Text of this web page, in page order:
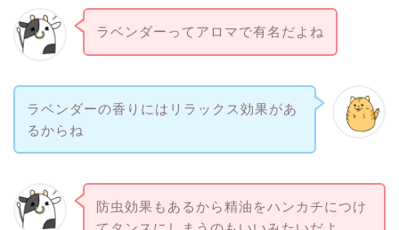
ラベンダーってアロマで有名だよね
ラベンダーの香りにはリラックス効果があ
るからね
防虫効果もあるから精油をハンカチにつけ